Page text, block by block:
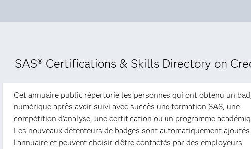
SAS® Certifications & Skills Directory on
Cet annuaire public répertorie les personnes qui ont obtenu un
numérique après avoir suivi avec succès une formation SAS, une
compétition d'analyse, une certification ou un programme
Les nouveaux détenteurs de badges sont automatiquement ajoutés
l'annuaire et peuvent choisir d'être contactés par des employeurs